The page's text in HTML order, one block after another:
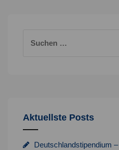
nach:
Aktuellste Posts
Deutschlandstipendium